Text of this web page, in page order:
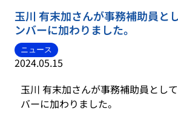
玉川 有末加さんが事務補助員と
ンバーに加わりました。
ニュース
2024.05.15
玉川 有末加さんが事務補助員とし
バーに加わりました。